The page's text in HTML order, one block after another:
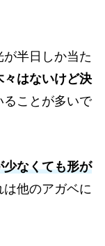
半日しか当た
々はないけど決
ることが多いで
少なくても形が
は他のアガベに